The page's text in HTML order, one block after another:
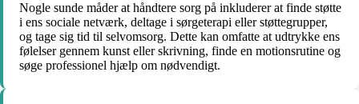
Nogle sunde måder at håndtere sorg på inkluderer at finde støtte
i ens sociale netværk, deltage i sørgeterapi eller støttegrupper,
og tage sig tid til selvomsorg. Dette kan omfatte at udtrykke ens
følelser gennem kunst eller skrivning, finde en motionsrutine og
søge professionel hjælp om nødvendigt.